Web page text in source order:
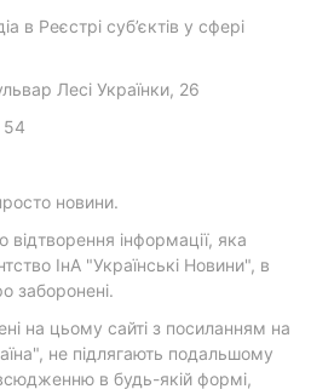
в Реєстрі суб’єктів у сфері
Лесі Українки, 26
54
новини.
інформації, яка
ІнА "Українські Новини", в
заборонені.
на цьому сайті з посиланням на
не підлягають подальшому
в будь-якій формі,